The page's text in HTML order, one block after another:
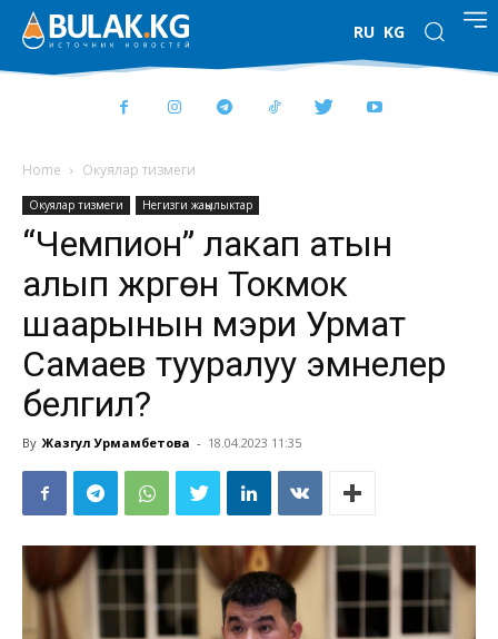
RU KG
Home Окуялар тизмеги
Окуялар тизмеги Негизги жаңылыктар
“Чемпион” лакап атын
алып жүргөн Токмок
шаарынын мэри Урмат
Самаев тууралуу эмнелер
белгилүү?
By Жазгул Урмамбетова - 18.04.2023 11:35